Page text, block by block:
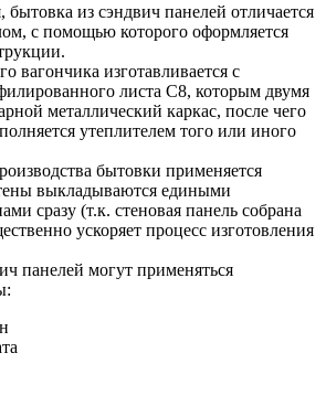
бытовка из сэндвич панелей отличается
с помощью которого оформляется
вагончика изготавливается с
листа C8, которым двумя
металлический каркас, после чего
утеплителем того или иного
бытовки применяется
выкладываются едиными
сразу (т.к. стеновая панель собрана
ускоряет процесс изготовления
панелей могут применяться